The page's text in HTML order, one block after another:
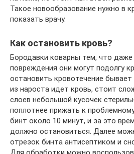
Такое новообразование нужно в
показать врачу.
Как остановить кровь?
Бородавки коварны тем, что
повреждения они могут подолгу
остановить кровотечение бывает
из нароста идет кровь, стоит
слоев небольшой кусочек
поплотнее прижать к
бинт около 10 минут, и за это
должно остановиться. Далее
отрезок бинта антисептиком и